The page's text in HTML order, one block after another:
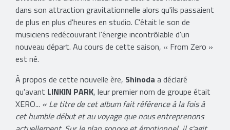
dans son attraction gravitationnelle alors qu'ils passaient
de plus en plus d'heures en studio. C'était le son de
musiciens redécouvrant l'énergie incontrôlable d'un
nouveau départ. Au cours de cette saison, « From Zero »
est né.
À propos de cette nouvelle ère, Shinoda a déclaré
qu'avant LINKIN PARK, leur premier nom de groupe était
XERO... « Le titre de cet album fait référence à la fois à
cet humble début et au voyage que nous entreprenons